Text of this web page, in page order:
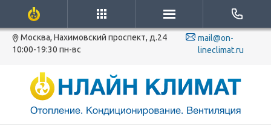
Москва, Нахимовский проспект, д.24
10:00-19:30 пн-вс
mail@on-
lineclimat.ru